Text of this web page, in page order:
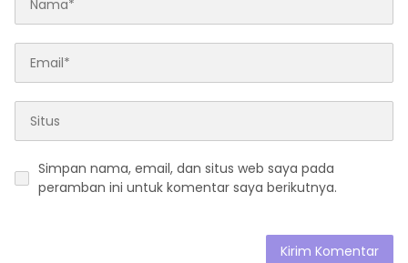
Simpan nama, email, dan situs web saya pada
peramban ini untuk komentar saya berikutnya.